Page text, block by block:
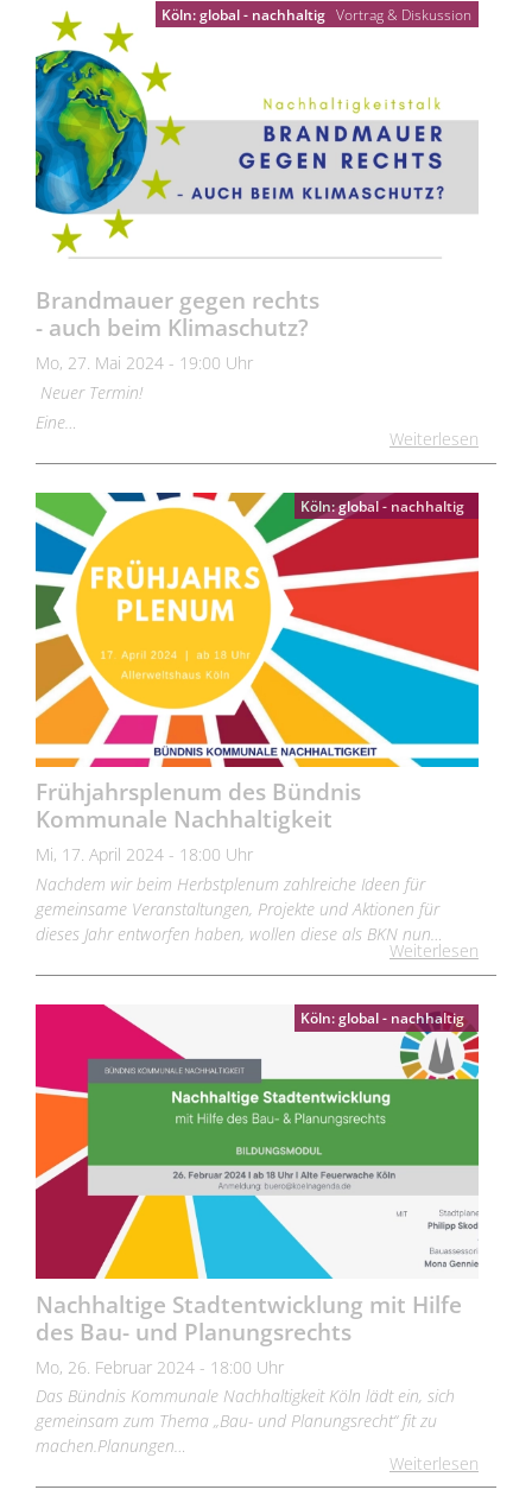
Köln: global - nachhaltig Vortrag & Diskussion
Brandmauer gegen rechts
- auch beim Klimaschutz?
Mo, 27. Mai 2024 - 19:00 Uhr
Neuer Termin!
Eine…
Weiterlesen
Köln: global - nachhaltig
Frühjahrsplenum des Bündnis
Kommunale Nachhaltigkeit
Mi, 17. April 2024 - 18:00 Uhr
Nachdem wir beim Herbstplenum zahlreiche Ideen für
gemeinsame Veranstaltungen, Projekte und Aktionen für
dieses Jahr entworfen haben, wollen diese als BKN nun…
Weiterlesen
Köln: global - nachhaltig
Nachhaltige Stadtentwicklung mit Hilfe
des Bau- und Planungsrechts
Mo, 26. Februar 2024 - 18:00 Uhr
Das Bündnis Kommunale Nachhaltigkeit Köln lädt ein, sich
gemeinsam zum Thema „Bau- und Planungsrecht“ fit zu
machen.Planungen…
Weiterlesen